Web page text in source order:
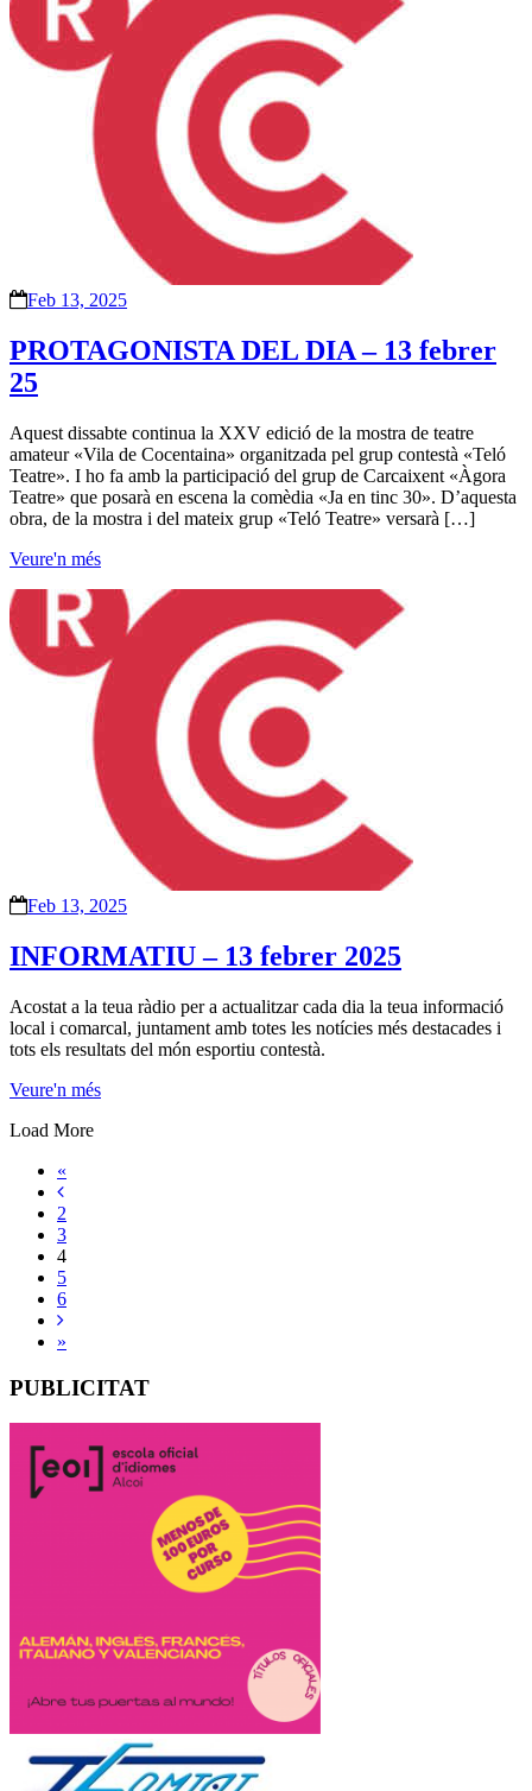
Feb 13, 2025
PROTAGONISTA DEL DIA – 13 febrer
25
Aquest dissabte continua la XXV edició de la mostra de teatre
amateur «Vila de Cocentaina» organitzada pel grup contestà «Teló
Teatre». I ho fa amb la participació del grup de Carcaixent «Àgora
Teatre» que posarà en escena la comèdia «Ja en tinc 30». D’aquesta
obra, de la mostra i del mateix grup «Teló Teatre» versarà […]
Veure'n més
Feb 13, 2025
INFORMATIU – 13 febrer 2025
Acostat a la teua ràdio per a actualitzar cada dia la teua informació
local i comarcal, juntament amb totes les notícies més destacades i
tots els resultats del món esportiu contestà.
Veure'n més
Load More
«
2
3
4
5
6
»
PUBLICITAT